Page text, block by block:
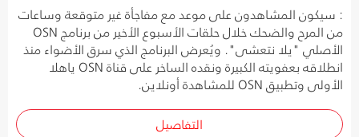
: سيكون المشاهدون على موعد مع مفاجأة غير متوقعة وساعات
من المرح والضحك خلال حلقات الأسبوع الأخير من برنامج OSN
الأصلي "يلا نتعشى". ويُعرض البرنامج الذي سرق الأضواء منذ
انطلاقه بعفويته الكبيرة ونقده الساخر على قناة OSN ياهلا
الأولى وتطبيق OSN للمشاهدة أونلاين.
التفاصيل